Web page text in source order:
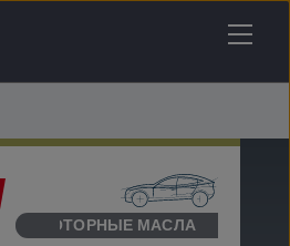
МОТОРНЫЕ МАСЛА